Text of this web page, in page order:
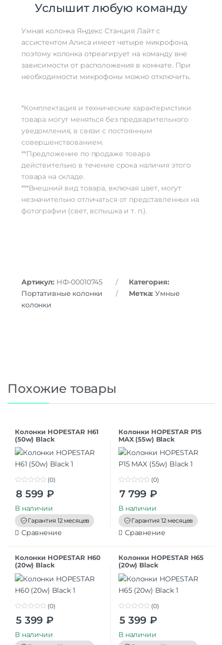
Услышит любую команду
Умная колонка Яндекс Станция Лайт с
ассистентом Алиса имеет четыре микрофона,
поэтому колонка отреагирует на команду вне
зависимости от расположения в комнате. При
необходимости микрофоны можно отключить.
*Комплектация и технические характеристики
товара могут меняться без предварительного
уведомления, в связи с постоянным
совершенствованием.
**Предложение по продаже товара
действительно в течение срока наличия этого
товара на складе.
***Внешний вид товара, включая цвет, могут
незначительно отличаться от представленных на
фотографии (свет, вспышка и т. п.).
Артикул: НФ-00010745
Категория:
Портативные колонки
Метка:Умные
колонки
Похожие товары
Колонки HOPESTAR H61
(50w) Black
o
t
o
f
5
(0)
8 599 ₽
В наличии
Гарантия 12 месяцев
Сравнение
Колонки HOPESTAR P15
MAX (55w) Black
o
t
o
f
5
(0)
7 799 ₽
В наличии
Гарантия 12 месяцев
Сравнение
Колонки HOPESTAR H60
(20w) Black
o
t
o
(0)
5 399 ₽
В наличии
Колонки HOPESTAR H65
(20w) Black
o
t
o
(0)
5 399 ₽
В наличии